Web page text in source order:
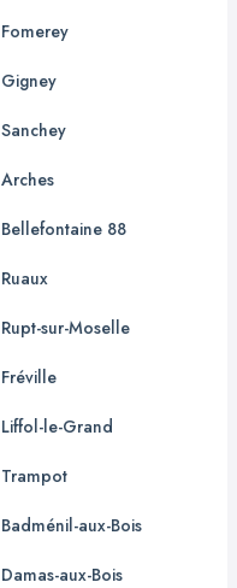
Fomerey
Gigney
Sanchey
Arches
Bellefontaine 88
Ruaux
Rupt-sur-Moselle
Fréville
Liffol-le-Grand
Trampot
Badménil-aux-Bois
Damas-aux-Bois